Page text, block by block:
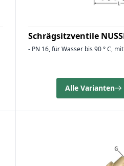
Schrägsitzventile
- PN 16, für Wasser bis 90 ° C,
Alle Varianten